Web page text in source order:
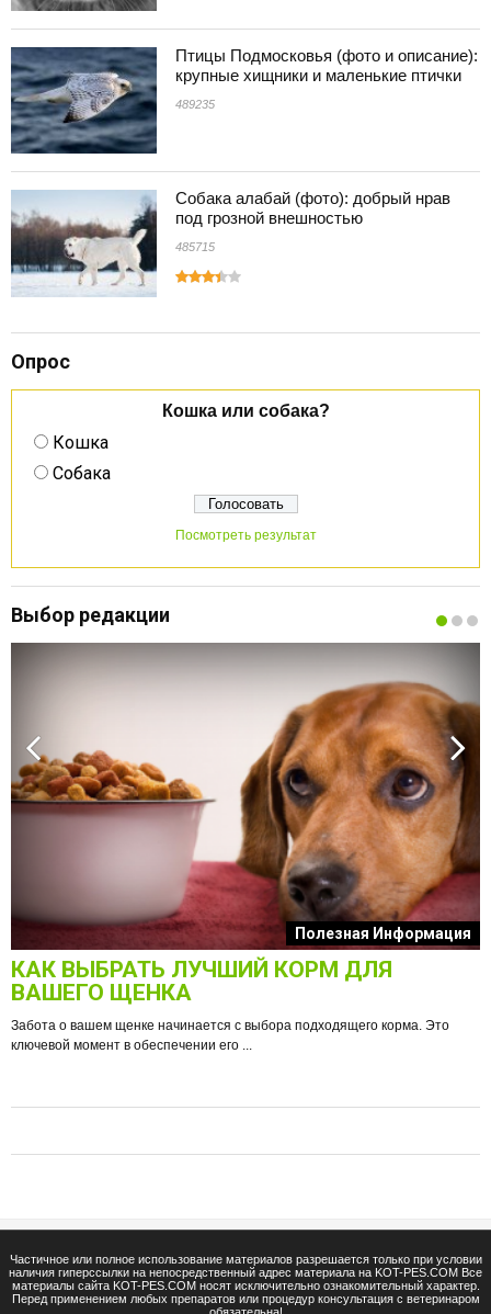
Птицы Подмосковья (фото и описание):
крупные хищники и маленькие птички
489235
Собака алабай (фото): добрый нрав
под грозной внешностью
485715
Опрос
Кошка или собака?
Кошка
Собака
Посмотреть результат
Выбор редакции
Полезная Информация
КАК ВЫБРАТЬ ЛУЧШИЙ КОРМ ДЛЯ
ВАШЕГО ЩЕНКА
Забота о вашем щенке начинается с выбора подходящего корма. Это
ключевой момент в обеспечении его ...
Частичное или полное использование материалов разрешается только при условии
наличия гиперссылки на непосредственный адрес материала на KOT-PES.COM Все
материалы сайта KOT-PES.COM носят исключительно ознакомительный характер.
Перед применением любых препаратов или процедур консультация с ветеринаром